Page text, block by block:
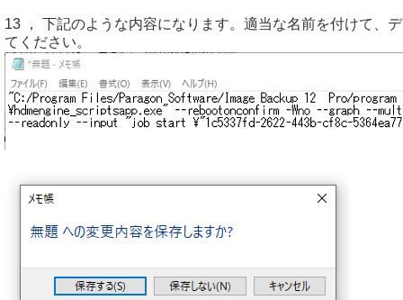
13 ， 下記のような内容になります。適当な名前を付けて、
てください。